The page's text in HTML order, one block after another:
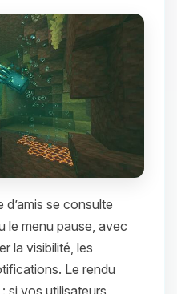
se consulte
le menu pause, avec
la visibilité, les
Le rendu